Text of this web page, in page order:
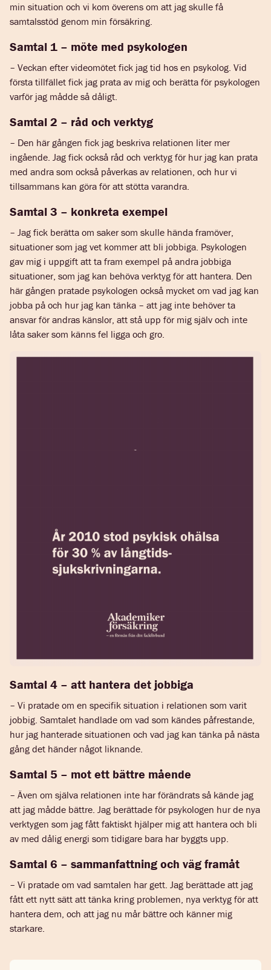
min situation och vi kom överens om att jag skulle få
samtalsstöd genom min försäkring.
Samtal 1 – möte med psykologen
– Veckan efter videomötet fick jag tid hos en psykolog. Vid
första tillfället fick jag prata av mig och berätta för psykologen
varför jag mådde så dåligt.
Samtal 2 – råd och verktyg
– Den här gången fick jag beskriva relationen liter mer
ingående. Jag fick också råd och verktyg för hur jag kan prata
med andra som också påverkas av relationen, och hur vi
tillsammans kan göra för att stötta varandra.
Samtal 3 – konkreta exempel
– Jag fick berätta om saker som skulle hända framöver,
situationer som jag vet kommer att bli jobbiga. Psykologen
gav mig i uppgift att ta fram exempel på andra jobbiga
situationer, som jag kan behöva verktyg för att hantera. Den
här gången pratade psykologen också mycket om vad jag kan
jobba på och hur jag kan tänka – att jag inte behöver ta
ansvar för andras känslor, att stå upp för mig själv och inte
låta saker som känns fel ligga och gro.
Samtal 4 – att hantera det jobbiga
– Vi pratade om en specifik situation i relationen som varit
jobbig. Samtalet handlade om vad som kändes påfrestande,
hur jag hanterade situationen och vad jag kan tänka på nästa
gång det händer något liknande.
Samtal 5 – mot ett bättre mående
– Även om själva relationen inte har förändrats så kände jag
att jag mådde bättre. Jag berättade för psykologen hur de nya
verktygen som jag fått faktiskt hjälper mig att hantera och bli
av med dålig energi som tidigare bara har byggts upp.
Samtal 6 – sammanfattning och väg framåt
– Vi pratade om vad samtalen har gett. Jag berättade att jag
fått ett nytt sätt att tänka kring problemen, nya verktyg för att
hantera dem, och att jag nu mår bättre och känner mig
starkare.